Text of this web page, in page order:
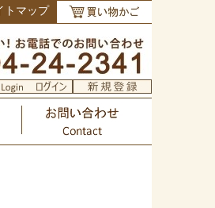
トマップ